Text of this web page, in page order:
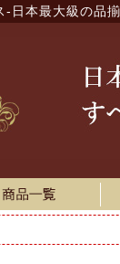
-日本最大級の品